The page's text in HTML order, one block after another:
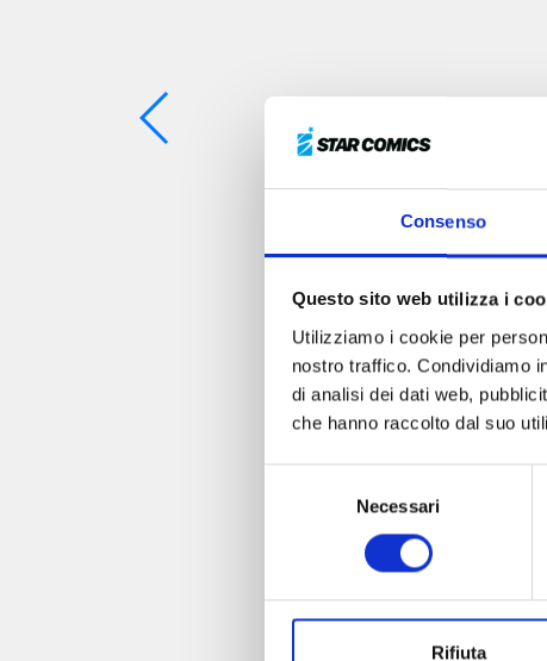
Consenso
Questo sito web utilizza i
Utilizziamo i cookie per
nostro traffico. Condividiamo
di analisi dei dati web,
che hanno raccolto dal suo
Necessari
Rifiuta